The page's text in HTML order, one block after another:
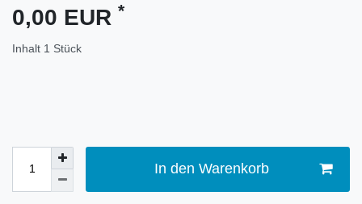
0,00 EUR *
Inhalt 1 Stück
In den Warenkorb